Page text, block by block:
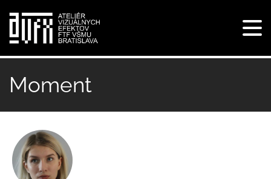
hlavný
Moment